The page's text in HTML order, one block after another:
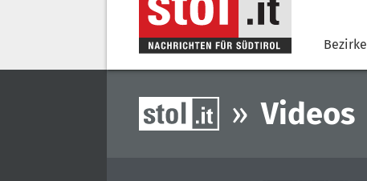
Bezirke
» Videos